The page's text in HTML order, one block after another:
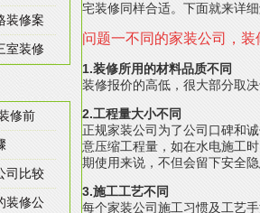
装修案
室装修
修前
司比较
装修公
宅装修同样合适。下面就来详
问题一不同的家装公司， 装
1.装修所用的材料品质不同
装修报价的高低，很大部分取
2.工程量大小不同
正规家装公司为了公司口碑和
意压缩工程量，如在水电施工
期使用来说，不但会留下安全
3.施工工艺不同
每个家装公司施工习惯及工艺